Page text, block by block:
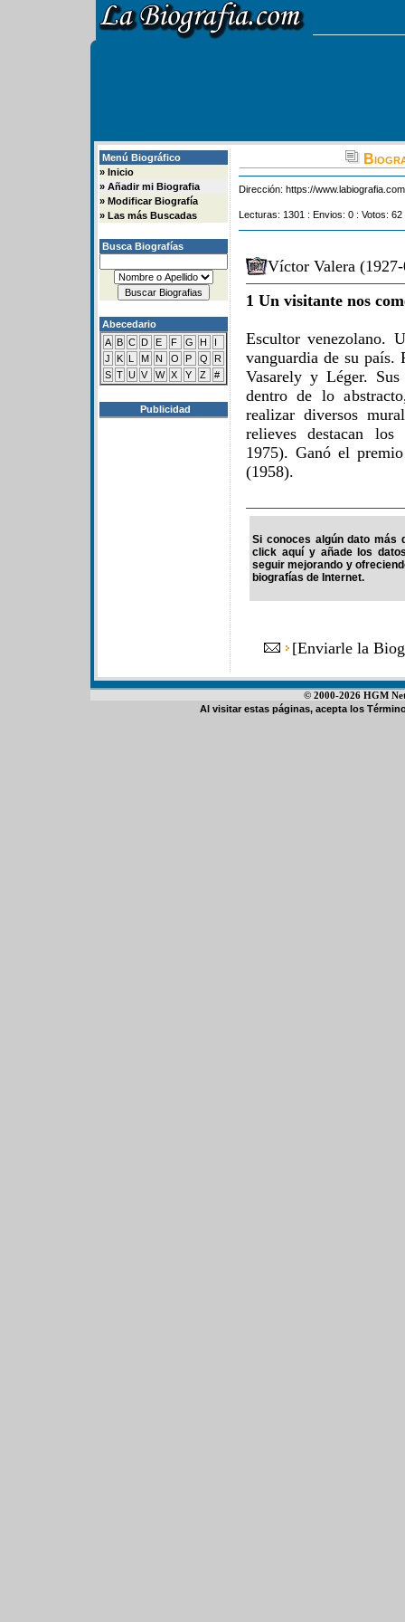
Menú Biográfico
» Inicio
» Añadir mi Biografia
» Modificar Biografía
» Las más Buscadas
Busca Biografías
Abecedario
A B C D E F G H
I
J
K L M N O P Q
R
S T U V W X Y Z #
Publicidad
Dirección: https://
Lecturas: 1301 : Envios: 0 : Votos:
Víctor Valera
1 Un visitante nos
Escultor venezolano.
vanguardia de su país.
Vasarely y Léger.
dentro de lo
realizar diversos
relieves destacan los
1975). Ganó el
(1958).
Si conoces algún dato más
click aquí y añade los
seguir mejorando y
biografías de Internet.
[Enviarle la
© 2000-2026 HGM
Al visitar estas páginas, acepta los